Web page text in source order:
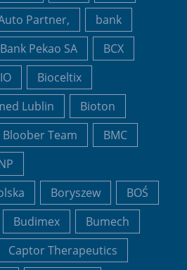
Partner,
bank
Bank Pekao SA
BCX
Bioceltix
Lublin
Bioton
Bloober Team
BMC
Boryszew
BOŚ
Budimex
Bumech
Captor Therapeutics